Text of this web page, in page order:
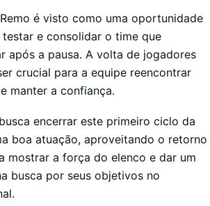
é visto como uma oportunidade
e consolidar o time que
após a pausa. A volta de jogadores
crucial para a equipe reencontrar
manter a confiança.
encerrar este primeiro ciclo da
boa atuação, aproveitando o retorno
mostrar a força do elenco e dar um
busca por seus objetivos no